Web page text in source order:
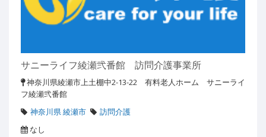
サニーライフ綾瀬弐番館 訪問介護事業所
神奈川県綾瀬市上土棚中2-13-22 有料老人ホーム サニーライ
フ綾瀬弐番館
神奈川県 綾瀬市
訪問介護
なし